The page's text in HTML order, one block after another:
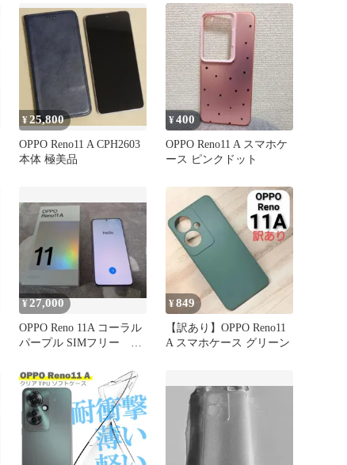
¥25,800
OPPO Reno11 A CPH2603
本体 極美品
¥400
OPPO Reno11 A スマホケ
ース ピンクドット
¥ 27,000
OPPO Reno 11A コーラル
パープル SIMフリー 本
¥849
【訳あり】OPPO Reno11
A スマホケース グリーン